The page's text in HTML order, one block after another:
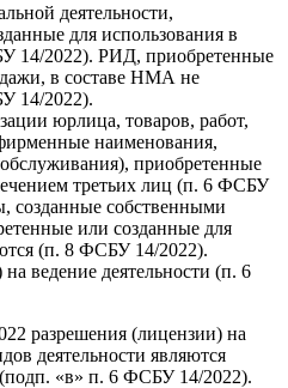
деятельности,
для использования в
14/2022). РИД, приобретенные
в составе НМА не
14/2022).
юрлица, товаров, работ,
наименования,
приобретенные
третьих лиц (п. 6 ФСБУ
созданные собственными
или созданные для
(п. 8 ФСБУ 14/2022).
ведение деятельности (п. 6
разрешения (лицензии) на
деятельности являются
«в» п. 6 ФСБУ 14/2022).